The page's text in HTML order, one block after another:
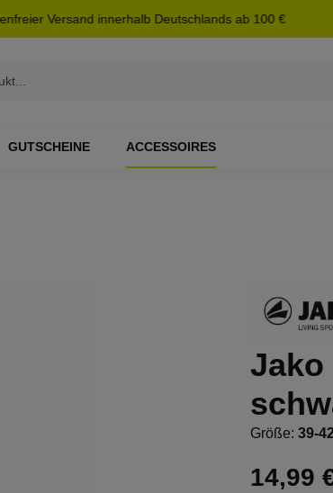
Versand innerhalb Deutschlands ab 100 €
GUTSCHEINE ACCESSOIRES
Jako
Größe: 39-
14,99